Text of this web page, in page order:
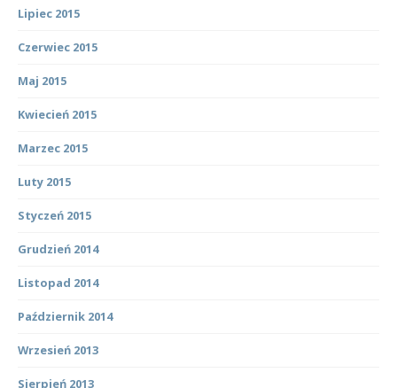
Lipiec 2015
Czerwiec 2015
Maj 2015
Kwiecień 2015
Marzec 2015
Luty 2015
Styczeń 2015
Grudzień 2014
Listopad 2014
Październik 2014
Wrzesień 2013
Sierpień 2013